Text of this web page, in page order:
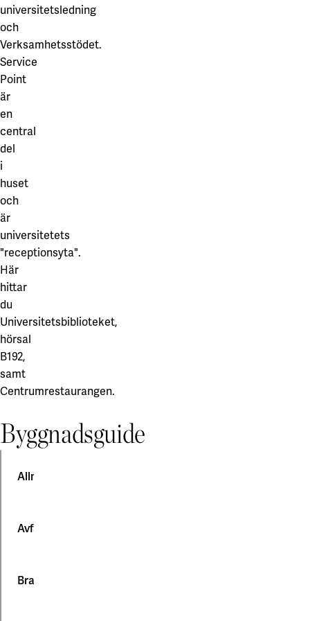
Karlstads universitet
Gävle
Skövde
Borås
Högskolan i Borås
Våra projekt
Innovation och forskningssamverkan
universitetsledning
och
Verksamhetsstödet.
Service
Point
är
en
central
del
i
huset
och
är
universitetets
"receptionsyta".
Här
hittar
du
Universitetsbiblioteket,
hörsal
B192,
samt
Centrumrestaurangen.
Byggnadsguide
Allmänt
Felanmälan:
fel
Avfall
Kontorspapper,
Brandskydd